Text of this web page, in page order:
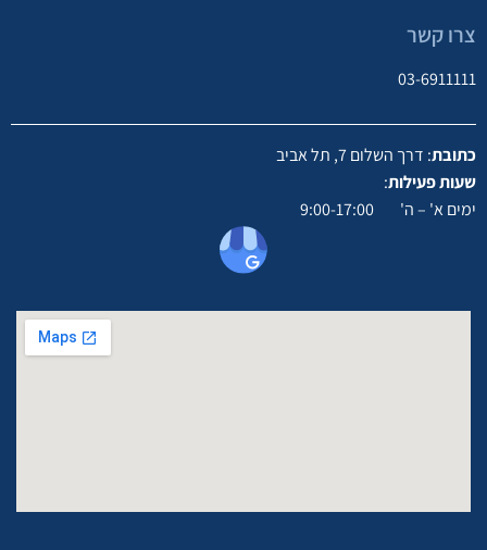
צרו קשר
03-6911111
כתובת: דרך השלום 7, תל אביב
שעות פעילות:
ימים א' – ה' 9:00-17:00